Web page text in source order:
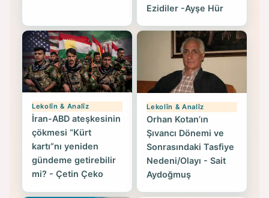
Ezidiler -Ayşe Hür
Lekolîn & Analîz
İran-ABD ateşkesinin
çökmesi “Kürt
kartı”nı yeniden
gündeme getirebilir
mi? - Çetin Çeko
Lekolîn & Analîz
Orhan Kotan’ın
Şıvancı Dönemi ve
Sonrasındaki Tasfiye
Nedeni/Olayı - Sait
Aydoğmuş